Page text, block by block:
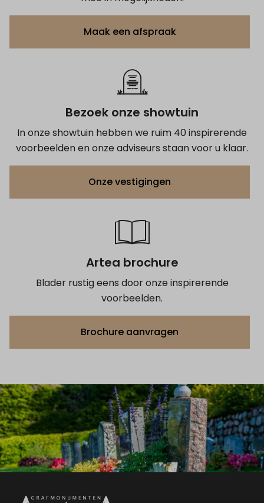
Maak een afspraak
Bezoek onze showtuin
In onze showtuin hebben we ruim 40 inspirerende
voorbeelden en onze adviseurs staan voor u klaar.
Onze vestigingen
Artea brochure
Blader rustig eens door onze inspirerende
voorbeelden.
Brochure aanvragen